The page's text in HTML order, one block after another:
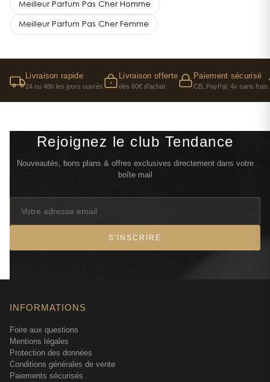
Meilleur Parfum Pas Cher Homme
Meilleur Parfum Pas Cher Femme
Livraison rapide
24 ou 48h les jours ouvrés
Livraison offerte
dès 60€ d'achat
Paiement sécurisé
CB, PayPal, 4x sans frais
Rejoignez le club Tendance
Nouveautés, bons plans & offres exclusives directement dans votre
boîte mail
S'INSCRIRE
INFORMATIONS
Foire aux questions
Mentions légales
Protection des données
Conditions générales de vente
Paiements sécurisés